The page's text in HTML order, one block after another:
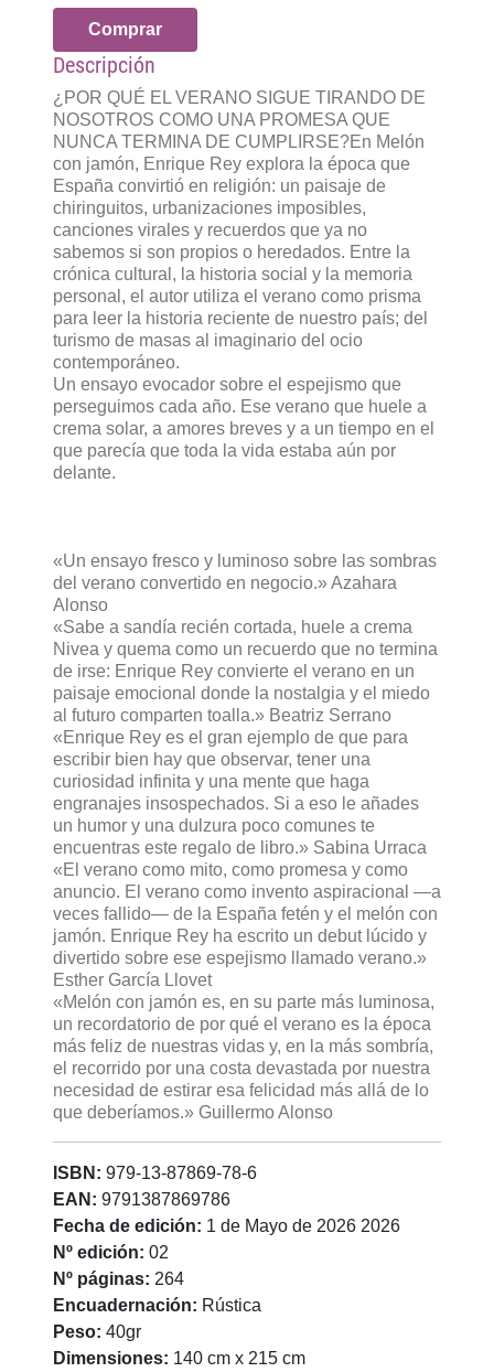
Comprar
Descripción
¿POR QUÉ EL VERANO SIGUE TIRANDO DE
NOSOTROS COMO UNA PROMESA QUE
NUNCA TERMINA DE CUMPLIRSE?En Melón
con jamón, Enrique Rey explora la época que
España convirtió en religión: un paisaje de
chiringuitos, urbanizaciones imposibles,
canciones virales y recuerdos que ya no
sabemos si son propios o heredados. Entre la
crónica cultural, la historia social y la memoria
personal, el autor utiliza el verano como prisma
para leer la historia reciente de nuestro país; del
turismo de masas al imaginario del ocio
contemporáneo.
Un ensayo evocador sobre el espejismo que
perseguimos cada año. Ese verano que huele a
crema solar, a amores breves y a un tiempo en el
que parecía que toda la vida estaba aún por
delante.
«Un ensayo fresco y luminoso sobre las sombras
del verano convertido en negocio.» Azahara
Alonso
«Sabe a sandía recién cortada, huele a crema
Nivea y quema como un recuerdo que no termina
de irse: Enrique Rey convierte el verano en un
paisaje emocional donde la nostalgia y el miedo
al futuro comparten toalla.» Beatriz Serrano
«Enrique Rey es el gran ejemplo de que para
escribir bien hay que observar, tener una
curiosidad infinita y una mente que haga
engranajes insospechados. Si a eso le añades
un humor y una dulzura poco comunes te
encuentras este regalo de libro.» Sabina Urraca
«El verano como mito, como promesa y como
anuncio. El verano como invento aspiracional —a
veces fallido— de la España fetén y el melón con
jamón. Enrique Rey ha escrito un debut lúcido y
divertido sobre ese espejismo llamado verano.»
Esther García Llovet
«Melón con jamón es, en su parte más luminosa,
un recordatorio de por qué el verano es la época
más feliz de nuestras vidas y, en la más sombría,
el recorrido por una costa devastada por nuestra
necesidad de estirar esa felicidad más allá de lo
que deberíamos.» Guillermo Alonso
ISBN: 979-13-87869-78-6
EAN: 9791387869786
Fecha de edición: 1 de Mayo de 2026 2026
Nº edición: 02
Nº páginas: 264
Encuadernación: Rústica
Peso: 40gr
Dimensiones: 140 cm x 215 cm